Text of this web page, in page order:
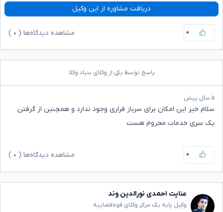
دریافت مشاوره از این وکیل
۰ مشاهده دیدگاه‌ها ( ۰
پاسخ توسط یکی از وکلای بنیاد وکلا
۵ سال پیش
سلام خیر این امکان برای سرباز فراری وجود ندارد و همچنین از گرفتن
یک سری خدمات محروم هست
۰ مشاهده دیدگاه‌ها ( ۰
عنایت احمدی نورالدین وند
وکیل پایه یک مرکز وکلای قوه‌قضاییه